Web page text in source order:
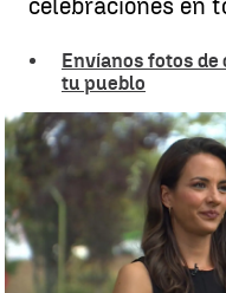
celebraciones en
Envíanos fotos de
tu pueblo
Esther Vaquero